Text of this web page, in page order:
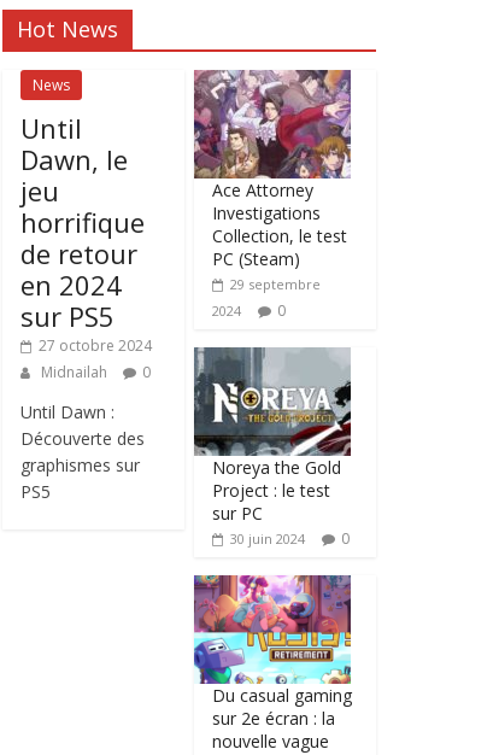
Hot News
News
Until
Dawn, le
jeu
horrifique
de retour
en 2024
sur PS5
27 octobre 2024
Midnailah
0
Until Dawn :
Découverte des
graphismes sur
PS5
Ace Attorney
Investigations
Collection, le test
PC (Steam)
29 septembre
2024
0
Noreya the Gold
Project : le test
sur PC
30 juin 2024 0
Du casual gaming
sur 2e écran : la
nouvelle vague